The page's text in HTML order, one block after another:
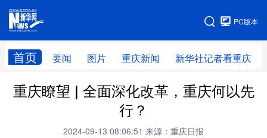
PC版本
首页 要闻 图片 重庆新闻 新华社记者看重庆
网站地图
重庆瞭望 | 全面深化改革，重庆何以先
行？
2024-09-13 08:06:51 来源：重庆日报